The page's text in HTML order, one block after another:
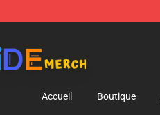
Merchandise Store
Accueil Boutique